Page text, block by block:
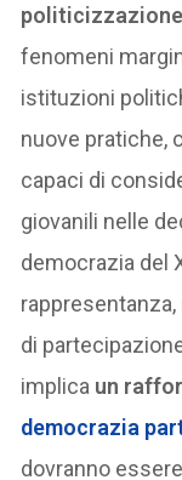
fenomeni
istituzioni
nuove pratiche,
capaci di
giovanili nelle
democrazia del
di
implica un
democrazia
dovranno